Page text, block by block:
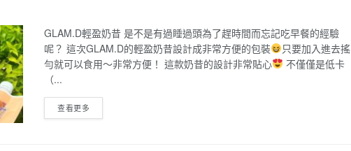
GLAM.D輕盈奶昔 是不是有過睡過頭為了趕時間而忘記吃早餐的經驗
呢？ 這次GLAM.D的輕盈奶昔設計成非常方便的包裝
只要加入進去搖
勻就可以食用～非常方便！ 這款奶昔的設計非常貼心
不僅僅是低卡
（...
查看更多